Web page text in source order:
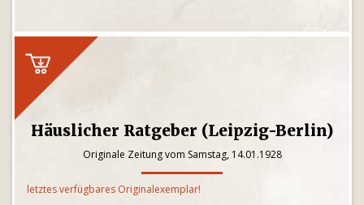
Häuslicher Ratgeber (Leipzig-Berlin)
Originale Zeitung vom Samstag, 14.01.1928
letztes verfügbares Originalexemplar!